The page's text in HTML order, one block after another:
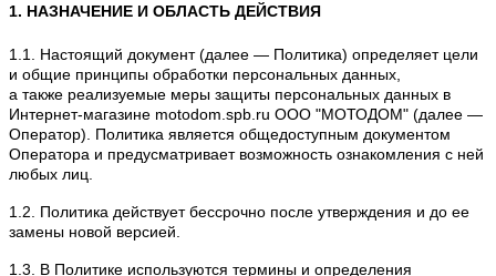
1. НАЗНАЧЕНИЕ И ОБЛАСТЬ ДЕЙСТВИЯ
1.1. Настоящий документ (далее — Политика) определяет цели
и общие принципы обработки персональных данных,
а также реализуемые меры защиты персональных данных в
Интернет-магазине motodom.spb.ru ООО "МОТОДОМ" (далее —
Оператор). Политика является общедоступным документом
Оператора и предусматривает возможность ознакомления с ней
любых лиц.
1.2. Политика действует бессрочно после утверждения и до ее
замены новой версией.
1.3. В Политике используются термины и определения